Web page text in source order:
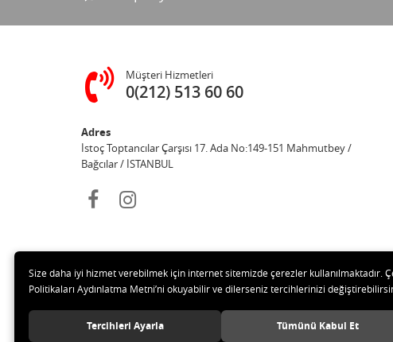
Müşteri Hizmetleri
0(212) 513 60 60
Adres
İstoç Toptancılar Çarşısı 17. Ada No:149-151 Mahmutbey /
Bağcılar / İSTANBUL
© 2020
Size daha iyi hizmet verebilmek için internet sitemizde çerezler kullanılmaktadır.
Politikaları Aydınlatma Metni’ni okuyabilir ve dilerseniz tercihlerinizi
Tercihleri Ayarla Tümünü Kabul Et